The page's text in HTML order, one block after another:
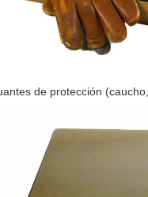
de protección